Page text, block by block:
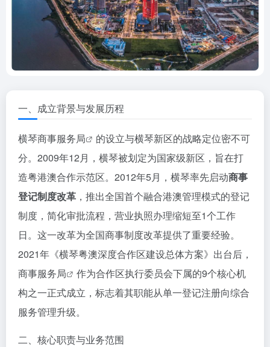
一、成立背景与发展历程
横琴商事服务局
的设立与横琴新区的战略定位密不可
分。2009年12月，横琴被划定为国家级新区，旨在打
造粤港澳合作示范区。2012年5月，横琴率先启动商事
登记制度改革 ，推出全国首个融合港澳管理模式的登记
制度，简化审批流程，营业执照办理缩短至1个工作
日。这一改革为全国商事制度改革提供了重要经验。
2021年《横琴粤澳深度合作区建设总体方案》出台后，
商事服务局
作为合作区执行委员会下属的9个核心机
构之一正式成立，标志着其职能从单一登记注册向综合
服务管理升级。
二、核心职责与业务范围